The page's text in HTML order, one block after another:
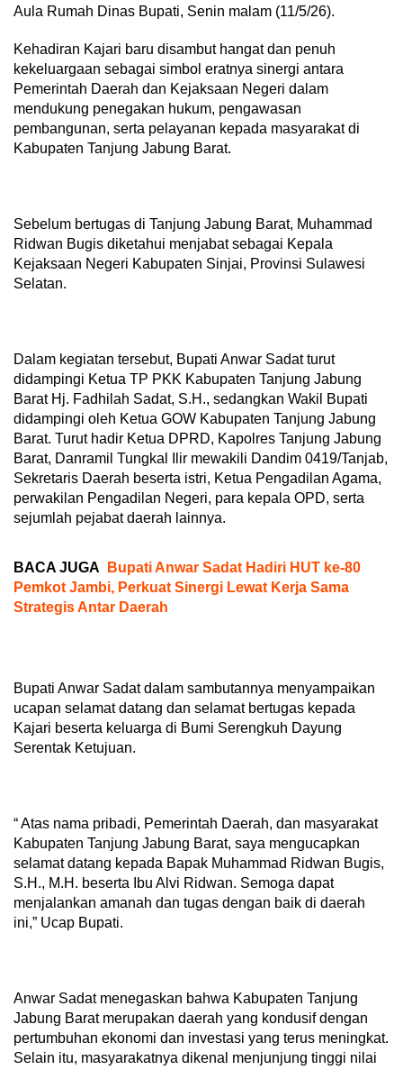
Aula Rumah Dinas Bupati, Senin malam (11/5/26).
Kehadiran Kajari baru disambut hangat dan penuh
kekeluargaan sebagai simbol eratnya sinergi antara
Pemerintah Daerah dan Kejaksaan Negeri dalam
mendukung penegakan hukum, pengawasan
pembangunan, serta pelayanan kepada masyarakat di
Kabupaten Tanjung Jabung Barat.
Sebelum bertugas di Tanjung Jabung Barat, Muhammad
Ridwan Bugis diketahui menjabat sebagai Kepala
Kejaksaan Negeri Kabupaten Sinjai, Provinsi Sulawesi
Selatan.
Dalam kegiatan tersebut, Bupati Anwar Sadat turut
didampingi Ketua TP PKK Kabupaten Tanjung Jabung
Barat Hj. Fadhilah Sadat, S.H., sedangkan Wakil Bupati
didampingi oleh Ketua GOW Kabupaten Tanjung Jabung
Barat. Turut hadir Ketua DPRD, Kapolres Tanjung Jabung
Barat, Danramil Tungkal Ilir mewakili Dandim 0419/Tanjab,
Sekretaris Daerah beserta istri, Ketua Pengadilan Agama,
perwakilan Pengadilan Negeri, para kepala OPD, serta
sejumlah pejabat daerah lainnya.
BACA JUGA
Bupati Anwar Sadat Hadiri HUT ke-80
Pemkot Jambi, Perkuat Sinergi Lewat Kerja Sama
Strategis Antar Daerah
Bupati Anwar Sadat dalam sambutannya menyampaikan
ucapan selamat datang dan selamat bertugas kepada
Kajari beserta keluarga di Bumi Serengkuh Dayung
Serentak Ketujuan.
“ Atas nama pribadi, Pemerintah Daerah, dan masyarakat
Kabupaten Tanjung Jabung Barat, saya mengucapkan
selamat datang kepada Bapak Muhammad Ridwan Bugis,
S.H., M.H. beserta Ibu Alvi Ridwan. Semoga dapat
menjalankan amanah dan tugas dengan baik di daerah
ini,” Ucap Bupati.
Anwar Sadat menegaskan bahwa Kabupaten Tanjung
Jabung Barat merupakan daerah yang kondusif dengan
pertumbuhan ekonomi dan investasi yang terus meningkat.
Selain itu, masyarakatnya dikenal menjunjung tinggi nilai